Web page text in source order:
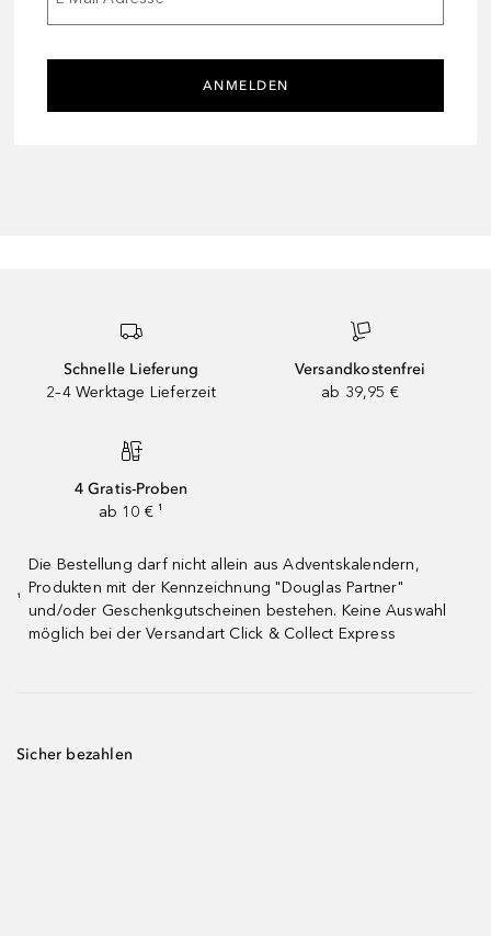
ANMELDEN
Schnelle Lieferung
2–4 Werktage Lieferzeit
Versandkostenfrei
ab 39,95 €
4 Gratis-Proben
ab 10 € ¹
¹
Die Bestellung darf nicht allein aus Adventskalendern,
Produkten mit der Kennzeichnung "Douglas Partner"
und/oder Geschenkgutscheinen bestehen. Keine Auswahl
möglich bei der Versandart Click & Collect Express
Sicher bezahlen